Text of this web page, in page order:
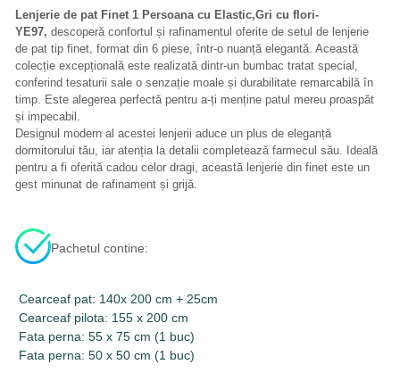
Lenjerie de pat Finet 1 Persoana cu Elastic,Gri cu flori-
YE97, descoperă confortul și rafinamentul oferite de setul de lenjerie
de pat tip finet, format din 6 piese, într-o nuanță elegantă. Această
colecție excepțională este realizată dintr-un bumbac tratat special,
conferind tesaturii sale o senzație moale și durabilitate remarcabilă în
timp. Este alegerea perfectă pentru a-ți menține patul mereu proaspăt
și impecabil.
Designul modern al acestei lenjerii aduce un plus de eleganță
dormitorului tău, iar atenția la detalii completează farmecul său. Ideală
pentru a fi oferită cadou celor dragi, această lenjerie din finet este un
gest minunat de rafinament și grijă.
Pachetul contine:
Cearceaf pat: 140x 200 cm + 25cm
Cearceaf pilota: 155 x 200 cm
Fata perna: 55 x 75 cm (1 buc)
Fata perna: 50 x 50 cm (1 buc)